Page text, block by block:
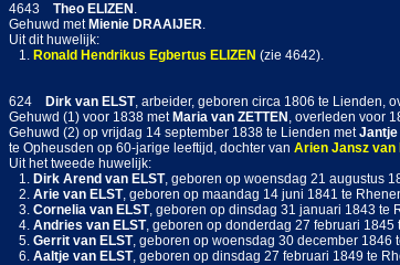
4643 Theo ELIZEN .
Gehuwd met Mienie DRAAIJER.
Uit dit huwelijk:
1. Ronald Hendrikus Egbertus ELIZEN (zie 4642).
624 Dirk van ELST, arbeider, geboren circa 1806 te Lienden,
Gehuwd (1) voor 1838 met Maria van ZETTEN , overleden voor
Gehuwd (2) op vrijdag 14 september 1838 te Lienden metJantje
te Opheusden op 60-jarige leeftijd, dochter van Arien Jansz van
Uit het tweede huwelijk:
1. Dirk Arend van ELST, geboren op woensdag 21 augustus
2. Arie van ELST, geboren op maandag 14 juni 1841 te
3. Cornelia van ELST, geboren op dinsdag 31 januari 1843 te
4. Andries van ELST, geboren op donderdag 27 februari 1845
5. Gerrit van ELST, geboren op woensdag 30 december 1846
6. Aaltje van ELST, geboren op dinsdag 27 februari 1849 te